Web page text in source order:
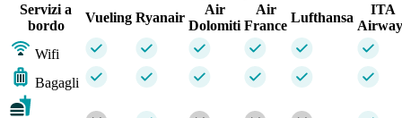
Servizi a
bordo
Vueling Ryanair
Air
Dolomiti
Air
France
Lufthansa
ITA
Wifi
Bagagli